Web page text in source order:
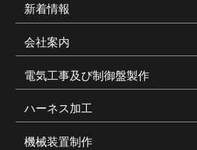
新着情報
会社案内
電気工事及び制御盤製作
ハーネス加工
機械装置制作